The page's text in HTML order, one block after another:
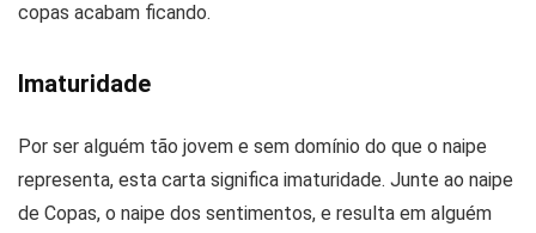
copas acabam ficando.
Imaturidade
Por ser alguém tão jovem e sem domínio do que o naipe
representa, esta carta significa imaturidade. Junte ao naipe
de Copas, o naipe dos sentimentos, e resulta em alguém